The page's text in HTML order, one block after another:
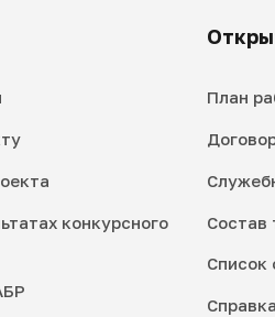
конкурсного
План
Состав
Список